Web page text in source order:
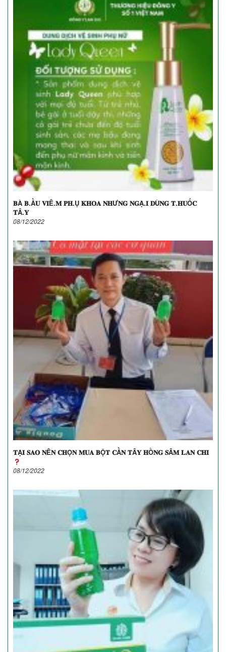
𝐁À 𝐁.Ầ𝐔 𝐕𝐈Ê.𝐌 𝐏𝐇.Ụ 𝐊𝐇𝐎𝐀 𝐍𝐇Ư𝐍𝐆 𝐍𝐆Ạ.𝐈 𝐃Ù𝐍𝐆 𝐓.𝐇𝐔Ố𝐂
𝐓Â.𝐘
08/12/2022
𝐓Ạ𝐈 𝐒𝐀𝐎 𝐍Ê𝐍 𝐂𝐇Ọ𝐍 𝐌𝐔𝐀 𝐁Ộ𝐓 𝐂Ầ𝐍 𝐓Â𝐘 𝐇Ồ𝐍𝐆 𝐒Â𝐌 𝐋𝐀𝐍 𝐂𝐇𝐈
08/12/2022